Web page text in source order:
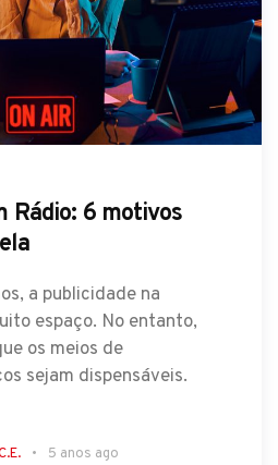
Rádio: 6 motivos
a publicidade na
espaço. No entanto,
os meios de
sejam dispensáveis.
5 anos ago